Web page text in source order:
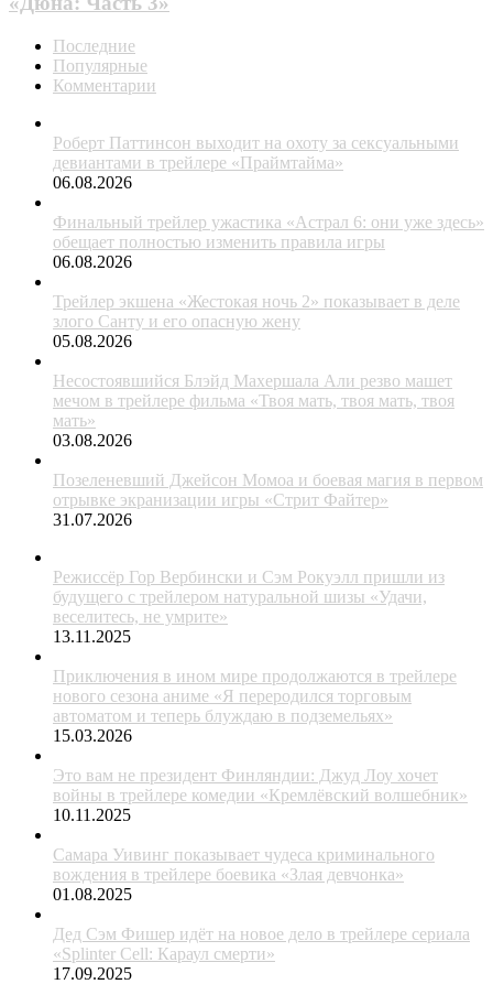
Последние
Популярные
Комментарии
Роберт Паттинсон выходит на охоту за сексуальными
девиантами в трейлере «Праймтайма»
06.08.2026
Финальный трейлер ужастика «Астрал 6: они уже здесь»
обещает полностью изменить правила игры
06.08.2026
Трейлер экшена «Жестокая ночь 2» показывает в деле
злого Санту и его опасную жену
05.08.2026
Несостоявшийся Блэйд Махершала Али резво машет
мечом в трейлере фильма «Твоя мать, твоя мать, твоя
мать»
03.08.2026
Позеленевший Джейсон Момоа и боевая магия в первом
отрывке экранизации игры «Стрит Файтер»
31.07.2026
Режиссёр Гор Вербински и Сэм Рокуэлл пришли из
будущего с трейлером натуральной шизы «Удачи,
веселитесь, не умрите»
13.11.2025
Приключения в ином мире продолжаются в трейлере
нового сезона аниме «Я переродился торговым
автоматом и теперь блуждаю в подземельях»
15.03.2026
Это вам не президент Финляндии: Джуд Лоу хочет
войны в трейлере комедии «Кремлёвский волшебник»
10.11.2025
Самара Уивинг показывает чудеса криминального
вождения в трейлере боевика «Злая девчонка»
01.08.2025
Дед Сэм Фишер идёт на новое дело в трейлере сериала
«Splinter Cell: Караул смерти»
17.09.2025